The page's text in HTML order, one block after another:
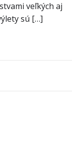
veľkých aj
sú […]